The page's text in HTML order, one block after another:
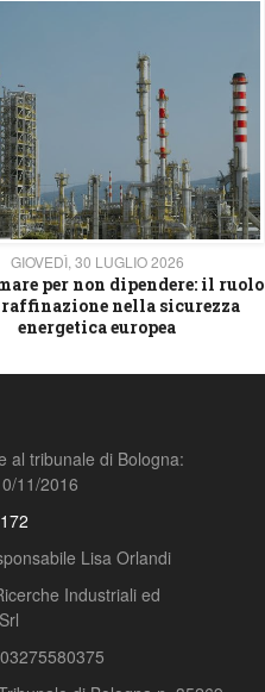
GIOVEDÌ, 30 LUGLIO 2026
per non dipendere: il ruolo
nella sicurezza
energetica europea
al tribunale di Bologna:
11/2016
Lisa Orlandi
Industriali ed